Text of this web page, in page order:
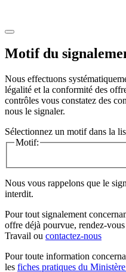
Motif du
Nous effectuons
légalité et la conformité des
contrôles vous constatez des
nous le signaler.
Sélectionnez un motif dans la
Motif:
Nous vous rappelons que le
interdit.
Pour tout signalement
offre déjà pourvue, rendez-
Travail ou contactez-nous
Pour toute information
les fiches pratiques du